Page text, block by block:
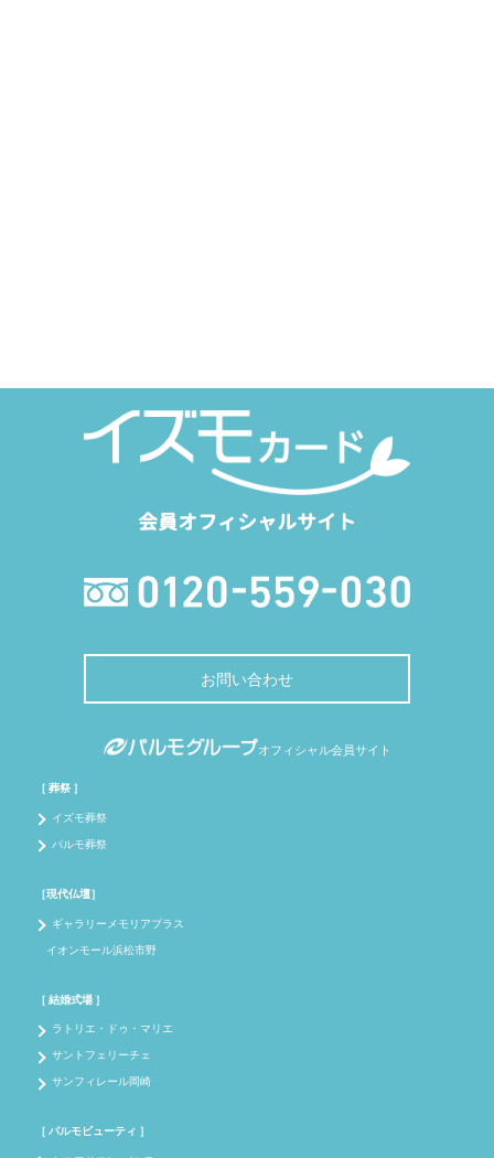
会員オフィシャルサイト
お問い合わせ
オフィシャル会員サイト
［ 葬祭 ］
イズモ葬祭
パルモ葬祭
［現代仏壇］
ギャラリーメモリアプラス
イオンモール浜松市野
［ 結婚式場 ］
ラトリエ・ドゥ・マリエ
サントフェリーチェ
サンフィレール岡崎
［ パルモビューティ ］